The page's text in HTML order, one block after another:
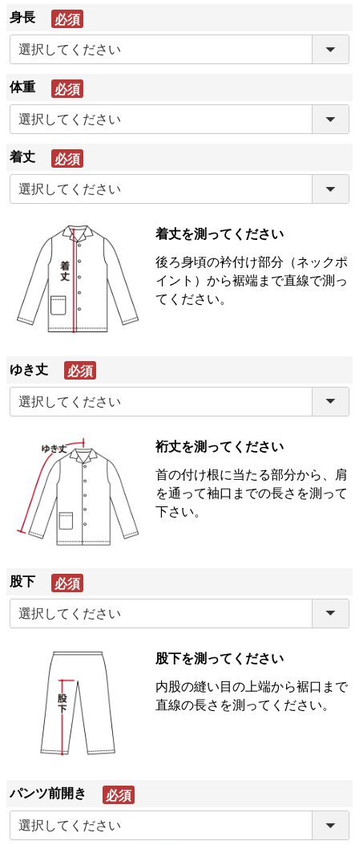
身長
(必
須)
体重
(必
須)
着丈
(必
須)
着丈を測ってください
後ろ身頃の衿付け部分（ネックポ
イント）から裾端まで直線で測っ
てください。
ゆき丈
(必
須)
裄丈を測ってください
首の付け根に当たる部分から、肩
を通って袖口までの長さを測って
下さい。
股下
(必
須)
股下を測ってください
内股の縫い目の上端から裾口まで
直線の長さを測ってください。
パンツ前開き
(必
須)